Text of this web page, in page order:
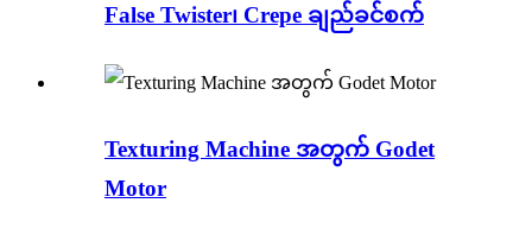
False Twister၊ Crepe ချည်ခင်စက်
Texturing Machine အတွက် Godet
Motor